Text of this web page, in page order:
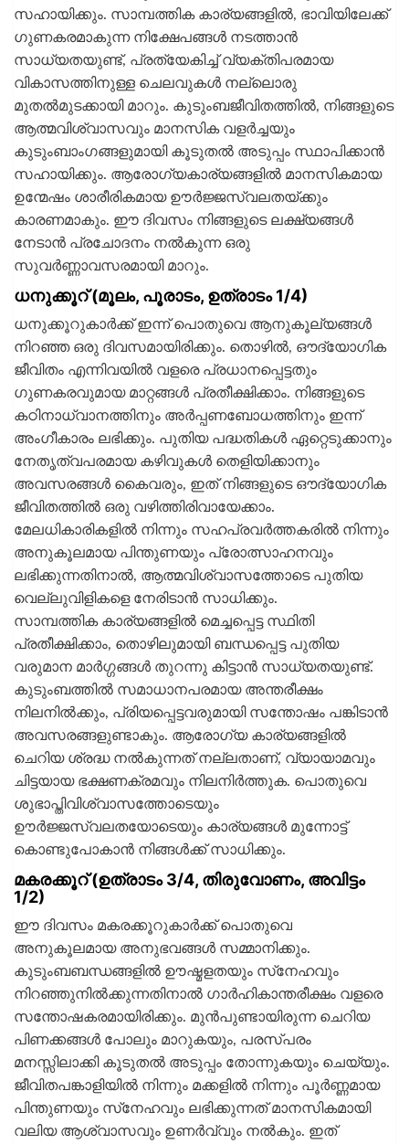
സഹായിക്കും. സാമ്പത്തിക കാര്യങ്ങളില്‍, ഭാവിയിലേക്ക്
ഗുണകരമാകുന്ന നിക്ഷേപങ്ങള്‍ നടത്താന്‍
സാധ്യതയുണ്ട്, പ്രത്യേകിച്ച് വ്യക്തിപരമായ
വികാസത്തിനുള്ള ചെലവുകള്‍ നല്ലൊരു
മുതല്‍മുടക്കായി മാറും. കുടുംബജീവിതത്തില്‍, നിങ്ങളുടെ
ആത്മവിശ്വാസവും മാനസിക വളര്‍ച്ചയും
കുടുംബാംഗങ്ങളുമായി കൂടുതല്‍ അടുപ്പം സ്ഥാപിക്കാന്‍
സഹായിക്കും. ആരോഗ്യകാര്യങ്ങളില്‍ മാനസികമായ
ഉന്മേഷം ശാരീരികമായ ഊര്‍ജ്ജസ്വലതയ്ക്കും
കാരണമാകും. ഈ ദിവസം നിങ്ങളുടെ ലക്ഷ്യങ്ങള്‍
നേടാന്‍ പ്രചോദനം നല്‍കുന്ന ഒരു
സുവര്‍ണ്ണാവസരമായി മാറും.
ധനുക്കൂറ് (മൂലം, പൂരാടം, ഉത്രാടം 1/4)
ധനുക്കൂറുകാര്‍ക്ക് ഇന്ന് പൊതുവെ ആനുകൂല്യങ്ങള്‍
നിറഞ്ഞ ഒരു ദിവസമായിരിക്കും. തൊഴില്‍, ഔദ്യോഗിക
ജീവിതം എന്നിവയില്‍ വളരെ പ്രധാനപ്പെട്ടതും
ഗുണകരവുമായ മാറ്റങ്ങള്‍ പ്രതീക്ഷിക്കാം. നിങ്ങളുടെ
കഠിനാധ്വാനത്തിനും അര്‍പ്പണബോധത്തിനും ഇന്ന്
അംഗീകാരം ലഭിക്കും. പുതിയ പദ്ധതികള്‍ ഏറ്റെടുക്കാനും
നേതൃത്വപരമായ കഴിവുകള്‍ തെളിയിക്കാനും
അവസരങ്ങള്‍ കൈവരും, ഇത് നിങ്ങളുടെ ഔദ്യോഗിക
ജീവിതത്തില്‍ ഒരു വഴിത്തിരിവായേക്കാം.
മേലധികാരികളില്‍ നിന്നും സഹപ്രവര്‍ത്തകരില്‍ നിന്നും
അനുകൂലമായ പിന്തുണയും പ്രോത്സാഹനവും
ലഭിക്കുന്നതിനാല്‍, ആത്മവിശ്വാസത്തോടെ പുതിയ
വെല്ലുവിളികളെ നേരിടാന്‍ സാധിക്കും.
സാമ്പത്തിക കാര്യങ്ങളില്‍ മെച്ചപ്പെട്ട സ്ഥിതി
പ്രതീക്ഷിക്കാം, തൊഴിലുമായി ബന്ധപ്പെട്ട പുതിയ
വരുമാന മാര്‍ഗ്ഗങ്ങള്‍ തുറന്നു കിട്ടാന്‍ സാധ്യതയുണ്ട്.
കുടുംബത്തില്‍ സമാധാനപരമായ അന്തരീക്ഷം
നിലനില്‍ക്കും, പ്രിയപ്പെട്ടവരുമായി സന്തോഷം പങ്കിടാന്‍
അവസരങ്ങളുണ്ടാകും. ആരോഗ്യ കാര്യങ്ങളില്‍
ചെറിയ ശ്രദ്ധ നല്‍കുന്നത് നല്ലതാണ്, വ്യായാമവും
ചിട്ടയായ ഭക്ഷണക്രമവും നിലനിര്‍ത്തുക. പൊതുവെ
ശുഭാപ്തിവിശ്വാസത്തോടെയും
ഊര്‍ജ്ജസ്വലതയോടെയും കാര്യങ്ങള്‍ മുന്നോട്ട്
കൊണ്ടുപോകാന്‍ നിങ്ങള്‍ക്ക് സാധിക്കും.
മകരക്കൂറ് (ഉത്രാടം 3/4, തിരുവോണം, അവിട്ടം
1/2)
ഈ ദിവസം മകരക്കൂറുകാര്‍ക്ക് പൊതുവെ
അനുകൂലമായ അനുഭവങ്ങള്‍ സമ്മാനിക്കും.
കുടുംബബന്ധങ്ങളില്‍ ഊഷ്മളതയും സ്‌നേഹവും
നിറഞ്ഞുനില്‍ക്കുന്നതിനാല്‍ ഗാര്‍ഹികാന്തരീക്ഷം വളരെ
സന്തോഷകരമായിരിക്കും. മുന്‍പുണ്ടായിരുന്ന ചെറിയ
പിണക്കങ്ങള്‍ പോലും മാറുകയും, പരസ്പരം
മനസ്സിലാക്കി കൂടുതല്‍ അടുപ്പം തോന്നുകയും ചെയ്യും.
ജീവിതപങ്കാളിയില്‍ നിന്നും മക്കളില്‍ നിന്നും പൂര്‍ണ്ണമായ
പിന്തുണയും സ്‌നേഹവും ലഭിക്കുന്നത് മാനസികമായി
വലിയ ആശ്വാസവും ഉണര്‍വ്വും നല്‍കും. ഇത്